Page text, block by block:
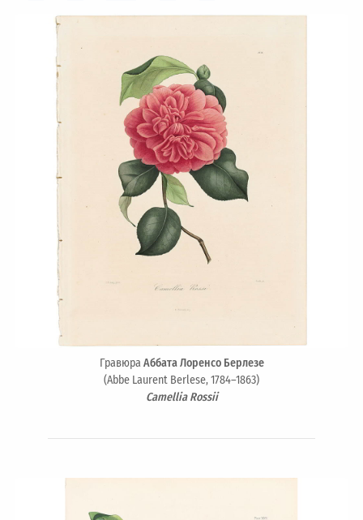
ГравюраАббата Лоренсо Берлезе
(Abbe Laurent Berlese, 1784–1863)
Camellia Rossii